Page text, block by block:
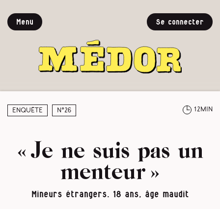
Menu Se connecter
Enquête N°26 12min
« Je ne suis pas un
menteur »
Mineurs étrangers. 18 ans, âge maudit